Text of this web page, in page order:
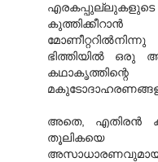
എരകപ്പുല്ലുകളുടെ
ഭിത്തിയില്‍ ഒരു
അതെ, എതിരന്‍
തൂലികയെ